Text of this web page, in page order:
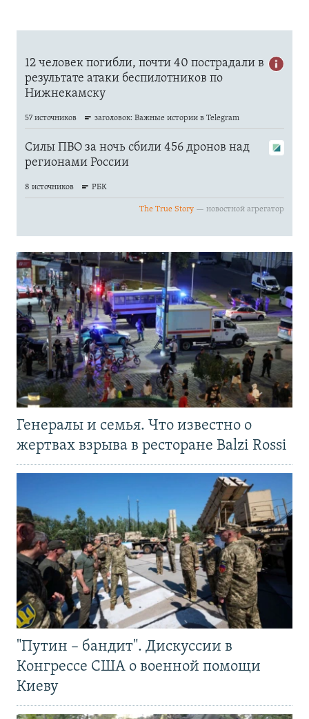
Генералы и семья. Что известно о
жертвах взрыва в ресторане Balzi Rossi
"Путин – бандит". Дискуссии в
Конгрессе США о военной помощи
Киеву